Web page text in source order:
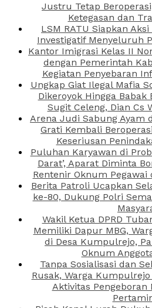
Justru Tetap
Ketegasan dan
LSM RATU Siapkan
Investigatif Menyeluruh
Kantor Imigrasi Kelas II
dengan Pemerintah
Kegiatan Penyebaran
Ungkap Giat Ilegal Mafia
Dikeroyok Hingga
Sugit Celeng, Dian Cs
Arena Judi Sabung Ayam
Grati Kembali
Keseriusan
Puluhan Karyawan di
Darat’, Aparat Diminta
Rentenir Oknum
Berita Patroli Ucapkan
ke-80, Dukung Polri
Wakil Ketua DPRD
Memiliki Dapur MBG,
di Desa Kumpulrejo,
Oknum
Tanpa Sosialisasi dan
Rusak, Warga
Aktivitas Pengeboran